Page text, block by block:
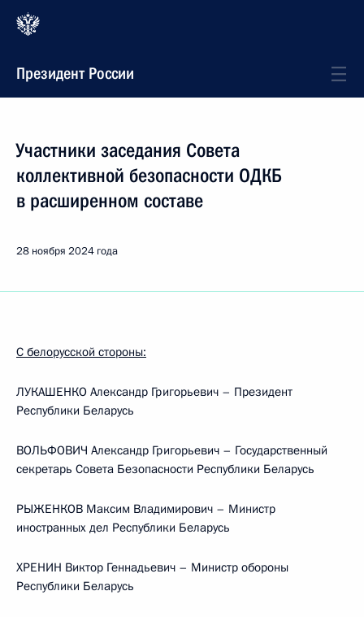
Президент России
Участники заседания Совета
коллективной безопасности ОДКБ
в расширенном составе
28 ноября 2024 года
С белорусской стороны:
ЛУКАШЕНКО Александр Григорьевич – Президент
Республики Беларусь
ВОЛЬФОВИЧ Александр Григорьевич – Государственный
секретарь Совета Безопасности Республики Беларусь
РЫЖЕНКОВ Максим Владимирович – Министр
иностранных дел Республики Беларусь
ХРЕНИН Виктор Геннадьевич – Министр обороны
Республики Беларусь